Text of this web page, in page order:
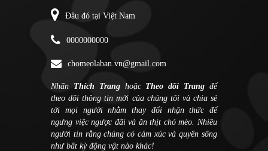
Đâu đó tại Việt Nam
0000000000
chomeolaban.vn@gmail.com
Nhấn Thích Tranghoặc Theo dõi Trang để
theo dõi thông tin mới của chúng tôi và chia sẻ
tới mọi người nhằm thay đổi nhận thức để
ngưng việc ngược đãi và ăn thịt chó mèo. Nhiều
người tin rằng chúng có cảm xúc và quyền sống
như bất kỳ động vật nào khác!